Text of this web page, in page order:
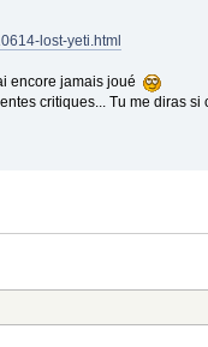
lost-yeti.html
encore jamais joué
critiques... Tu me diras